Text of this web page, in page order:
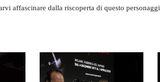
affascinare dalla riscoperta di questo